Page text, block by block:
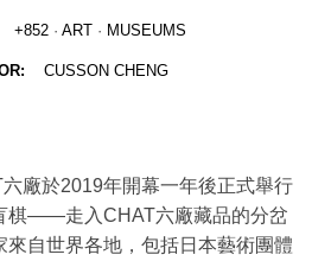
+852 ·ART · MUSEUMS
CUSSON CHENG
廠於2019年開幕一年後正式舉行
棋——走入CHAT六廠藏品的分岔
來自世界各地，包括日本藝術團體